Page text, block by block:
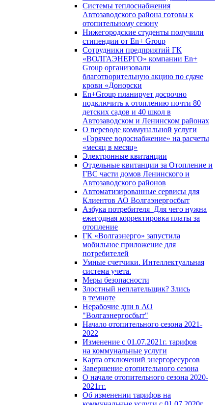
Системы теплоснабжения
Автозаводского района готовы к
отопительному сезону
Нижегородские студенты получили
стипендии от En+ Group
Сотрудники предприятий ГК
«ВОЛГАЭНЕРГО» компании En+
Group организовали
благотворительную акцию по сдаче
крови «Донорски
En+Group планирует досрочно
подключить к отоплению почти 80
детских садов и 40 школ в
Автозаводском и Ленинском районах
О переводе коммунальной услуги
«Горячее водоснабжение» на расчеты
«месяц в месяц»
Электронные квитанции
Отдельные квитанции за Отопление и
ГВС части домов Ленинского и
Автозаводского районов
Автоматизированные сервисы для
Клиентов АО Волгаэнергосбыт
Азбука потребителя_Для чего нужна
ежегодная корректировка платы за
отопление
ГК «Волгаэнерго» запустила
мобильное приложение для
потребителей
Умные счетчики. Интеллектуальная
система учета.
Меры безопасности
Злостный неплательщик? Злись
в темноте
Нерабочие дни в АО
"Волгаэнергосбыт"
Начало отопительного сезона 2021-
2022
Изменение с 01.07.2021г. тарифов
на коммунальные услуги
Карта отключений энергоресурсов
Завершение отопительного сезона
О начале отопительного сезона 2020-
2021гг.
Об изменении тарифов на